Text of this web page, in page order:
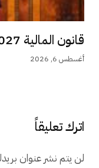
قانون المالية 2027: أخنوش يبقي على دعم...
أغسطس 6, 2026
اترك تعليقاً
لن يتم نشر عنوان